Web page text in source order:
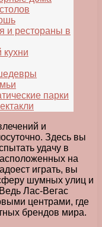
и рестораны в
парки
и
Здесь вы
удачу в
на
играть, вы
шумных улиц и
Лас-Вегас
центрами, где
брендов мира.